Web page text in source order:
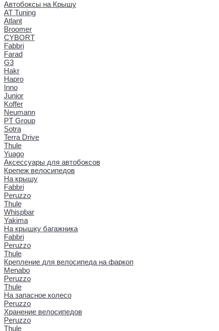
Автобоксы на Крышу
AT Tuning
Atlant
Broomer
CYBORT
Fabbri
Farad
G3
Hakr
Hapro
Inno
Junior
Koffer
Neumann
PT Group
Sotra
Terra Drive
Thule
Yuago
Аксессуары для автобоксов
Крепеж велосипедов
На крышу
Fabbri
Peruzzo
Thule
Whispbar
Yakima
На крышку багажника
Fabbri
Peruzzo
Thule
Крепление для велосипеда на фаркоп
Menabo
Peruzzo
Thule
На запасное колесо
Peruzzo
Хранение велосипедов
Peruzzo
Thule